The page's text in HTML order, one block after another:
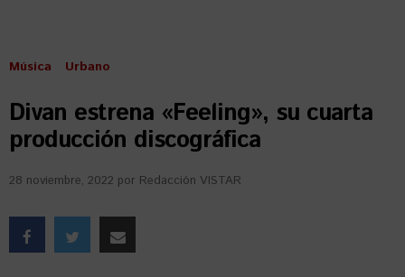
Música Urbano
Divan estrena «Feeling», su cuarta
producción discográfica
28 noviembre, 2022 por Redacción VISTAR